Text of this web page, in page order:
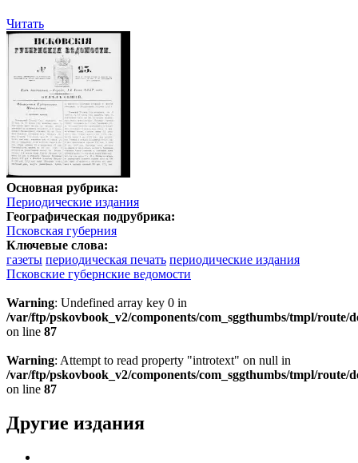
Читать
Основная рубрика:
Периодические издания
Географическая подрубрика:
Псковская губерния
Ключевые слова:
газеты периодическая печать периодические издания
Псковские губернские ведомости
Warning: Undefined array key 0 in
/var/ftp/pskovbook_v2/components/com_sggthumbs/tmpl/route/
on line 87
Warning: Attempt to read property "introtext" on null in
/var/ftp/pskovbook_v2/components/com_sggthumbs/tmpl/route/
on line 87
Другие издания